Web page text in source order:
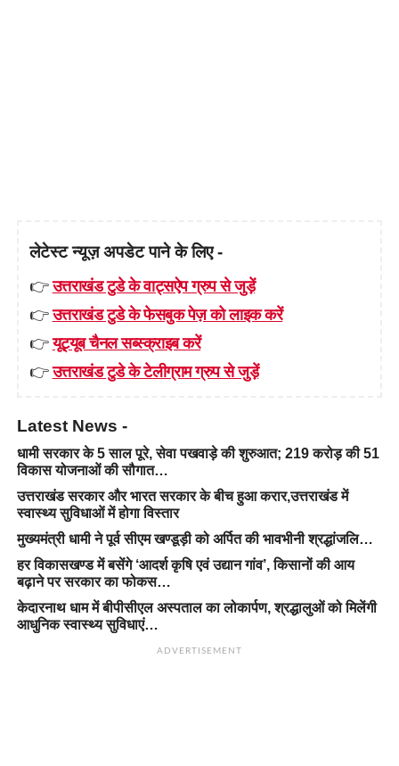
लेटेस्ट न्यूज़ अपडेट पाने के लिए -
👉उत्तराखंड टुडे के वाट्सऐप ग्रुप से जुड़ें
👉उत्तराखंड टुडे के फेसबुक पेज़ को लाइक करें
👉यूट्यूब चैनल सब्स्क्राइब करें
👉उत्तराखंड टुडे के टेलीग्राम ग्रुप से जुड़ें
Latest News -
धामी सरकार के 5 साल पूरे, सेवा पखवाड़े की शुरुआत; 219 करोड़ की 51
विकास योजनाओं की सौगात…
उत्तराखंड सरकार और भारत सरकार के बीच हुआ करार,उत्तराखंड में
स्वास्थ्य सुविधाओं में होगा विस्तार
मुख्यमंत्री धामी ने पूर्व सीएम खण्डूड़ी को अर्पित की भावभीनी श्रद्धांजलि…
हर विकासखण्ड में बसेंगे ‘आदर्श कृषि एवं उद्यान गांव’, किसानों की आय
बढ़ाने पर सरकार का फोकस…
केदारनाथ धाम में बीपीसीएल अस्पताल का लोकार्पण, श्रद्धालुओं को मिलेंगी
आधुनिक स्वास्थ्य सुविधाएं…
ADVERTISEMENT